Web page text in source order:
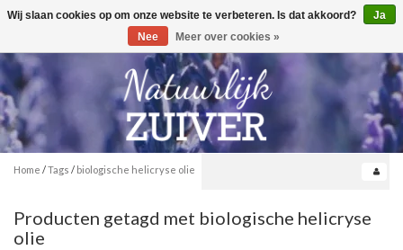
Toggle
0
Home /Tags / biologische helicryse olie
Producten getagd met biologische helicryse
olie
Wij slaan cookies op om onze website te verbeteren. Is dat akkoord?
Ja
Nee
Meer over cookies »